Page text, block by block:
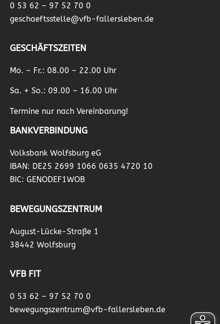
0 53 62 – 97 52 70 0
geschaeftsstelle@vfb-fallersleben.de
GESCHÄFTSZEITEN
Mo. – Fr.: 08.00 – 22.00 Uhr
Sa. + So.: 09.00 – 16.00 Uhr
Termine nur nach Vereinbarung!
BANKVERBINDUNG
Volksbank Wolfsburg eG
IBAN: DE25 2699 1066 0635 4720 10
BIC: GENODEF1WOB
BEWEGUNGSZENTRUM
August-Lücke-Straße 1
38442 Wolfsburg
VFB FIT
0 53 62 – 97 52 70 0
bewegungszentrum@vfb-fallersleben.de